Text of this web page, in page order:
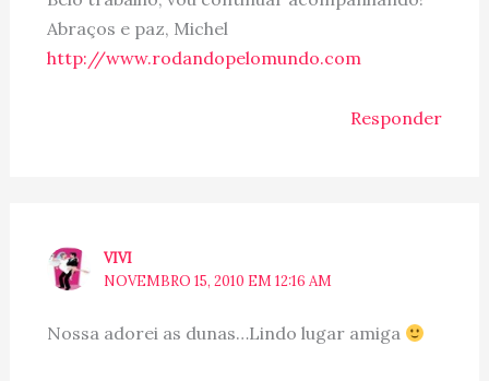
Abraços e paz, Michel
http://www.rodandopelomundo.com
Responder
VIVI
NOVEMBRO 15, 2010 EM 12:16 AM
Nossa adorei as dunas…Lindo lugar amiga